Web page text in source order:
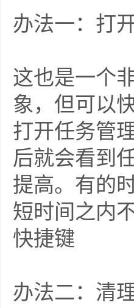
办法一：打
这也是一个
象，但可以
打开任务管
后就会看到
提高。有的
短时间之内
快捷键
办法二：清